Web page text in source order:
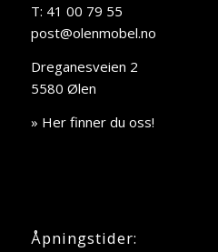
T: 41 00 79 55
post@olenmobel.no
Dreganesveien 2
5580 Ølen
» Her finner du oss!
Åpningstider: